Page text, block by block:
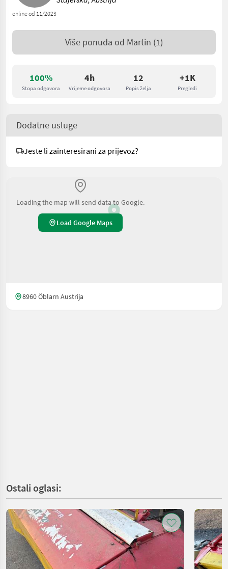
100%
Stopa odgovora
4h
Vrijeme odgovora
12
Popis želja
+1K
Pregledi
online od 11/2023
Više ponuda od Martin (1)
Dodatne usluge
Jeste li zainteresirani za prijevoz?
Loading the map will send data to Google.
Load Google Maps
8960 Öblarn Austrija
Ostali oglasi: